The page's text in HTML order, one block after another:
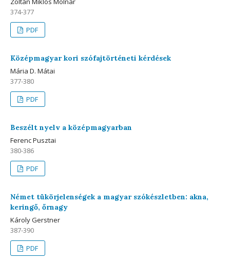
374-377
PDF
Középmagyar kori szófajtörténeti kérdések
Mária D. Mátai
377-380
PDF
Beszélt nyelv a középmagyarban
Ferenc Pusztai
380-386
PDF
Német tükörjelenségek a magyar szókészletben: akna,
keringő, őrnagy
Károly Gerstner
387-390
PDF